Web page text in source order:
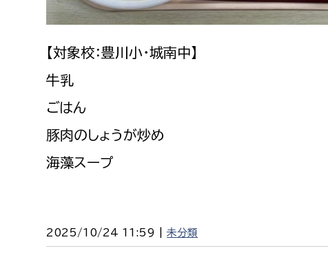
経営総務課
給排水業務課
水道整備課
下水道整備課
教育総務課
農業委員会事務局
【対象校：豊川小・城南中】
牛乳
ごはん
豚肉のしょうが炒め
海藻スープ
2025/10/24 11:59 |未分類